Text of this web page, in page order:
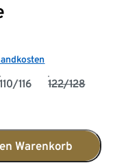
110/116 122/128
Warenkorb